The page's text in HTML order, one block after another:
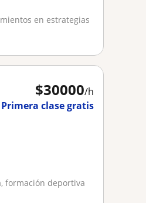
en estrategias
$30000/h
Primera clase gratis
formación deportiva